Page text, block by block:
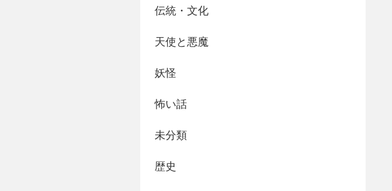
伝統・文化
天使と悪魔
妖怪
怖い話
未分類
歴史